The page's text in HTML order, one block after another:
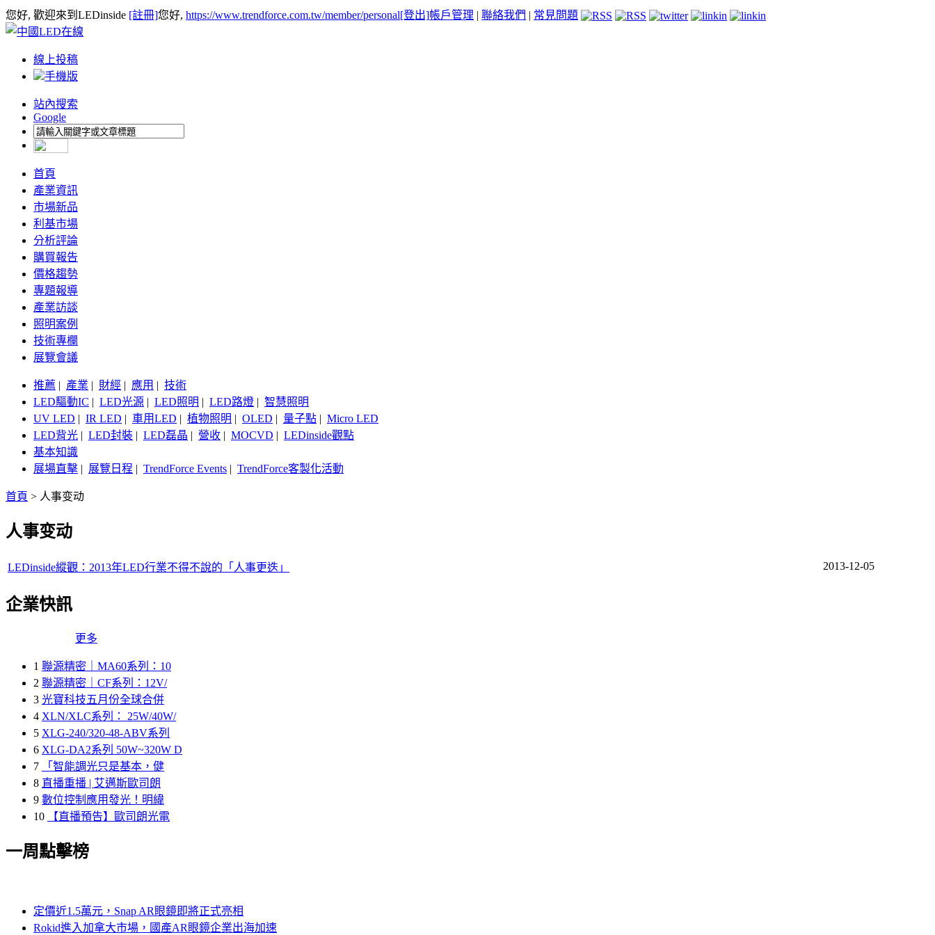
您好, 歡迎來到LEDinside [註冊]您好, https://www.trendforce.com.tw/member/personal[登出]帳戶管理 | 聯絡我們 | 常見問題
線上投稿
手機版
站內搜索
Google
首頁
產業資訊
市場新品
利基市場
分析評論
購買報告
價格趨勢
專題報導
產業訪談
照明案例
技術專欄
展覽會議
推薦 | 產業 | 財經 | 應用 | 技術
LED驅動IC | LED光源 | LED照明 | LED路燈 | 智慧照明
UV LED | IR LED | 車用LED | 植物照明 | OLED | 量子點 | Micro LED
LED背光 | LED封裝 | LED磊晶 | 營收 | MOCVD | LEDinside觀點
基本知識
展場直擊 | 展覽日程 | TrendForce Events | TrendForce客製化活動
首頁 > 人事变动
人事变动
LEDinside縱觀：2013年LED行業不得不說的「人事更迭」 2013-12-05
企業快訊
更多
1 聯源精密｜MA60系列：10
2 聯源精密｜CF系列：12V/
3 光寶科技五月份全球合併
4 XLN/XLC系列： 25W/40W/
5 XLG-240/320-48-ABV系列
6 XLG-DA2系列 50W~320W D
7
「智能調光只是基本，健
8 直播重播 | 艾邁斯歐司朗
9 數位控制應用發光！明緯
10
【直播預告】歐司朗光電
一周點擊榜
定價近1.5萬元，Snap AR眼鏡即將正式亮相
Rokid進入加拿大市場，國產AR眼鏡企業出海加速